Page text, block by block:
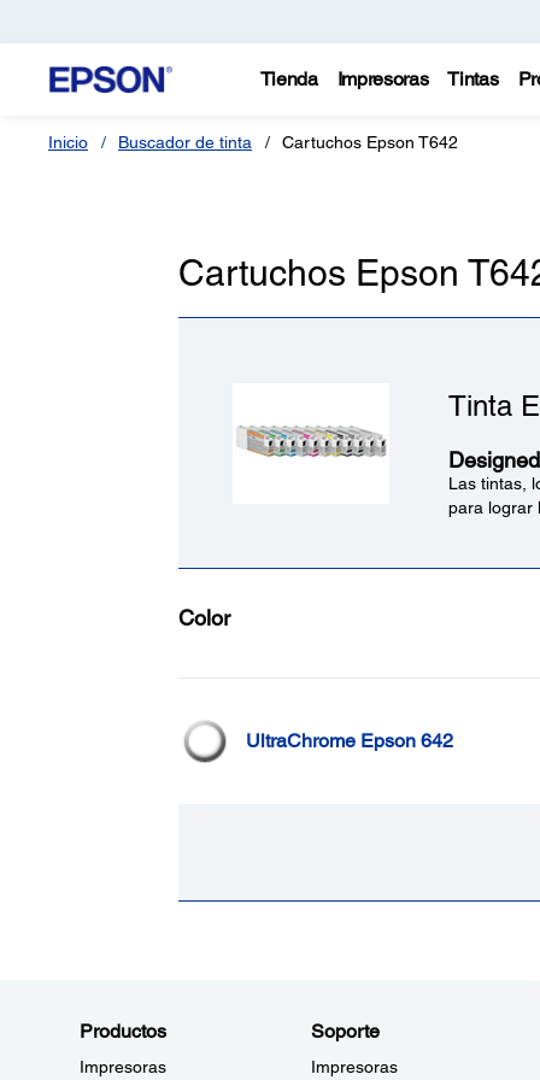
Tienda Impresoras Tintas
Inicio Buscador de tinta Cartuchos Epson T642
Cartuchos Epson
Tinta
Las tintas,
para lograr
Color
UltraChrome Epson 642
Productos
Impresoras
Soporte
Impresoras